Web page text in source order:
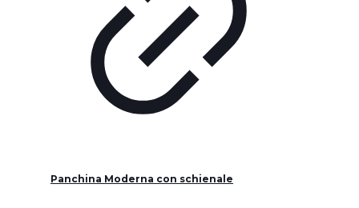
Panchina Moderna con schienale